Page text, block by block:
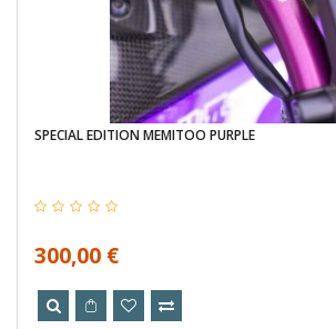
SPECIAL EDITION MEMITOO PURPLE
300,00 €